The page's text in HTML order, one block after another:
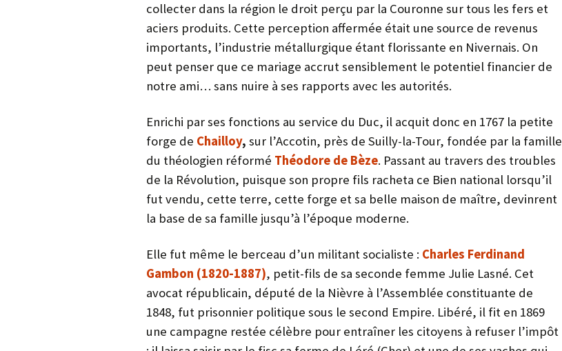
collecter dans la région le droit perçu par la Couronne sur tous les fers et
aciers produits. Cette perception affermée était une source de revenus
importants, l’industrie métallurgique étant florissante en Nivernais. On
peut penser que ce mariage accrut sensiblement le potentiel financier de
notre ami… sans nuire à ses rapports avec les autorités.
Enrichi par ses fonctions au service du Duc, il acquit donc en 1767 la petite
forge de Chailloy, sur l’Accotin, près de Suilly-la-Tour, fondée par la famille
du théologien réformé Théodore de Bèze. Passant au travers des troubles
de la Révolution, puisque son propre fils racheta ce Bien national lorsqu’il
fut vendu, cette terre, cette forge et sa belle maison de maître, devinrent
la base de sa famille jusqu’à l’époque moderne.
Elle fut même le berceau d’un militant socialiste : Charles Ferdinand
Gambon (1820-1887), petit-fils de sa seconde femme Julie Lasné. Cet
avocat républicain, député de la Nièvre à l’Assemblée constituante de
1848, fut prisonnier politique sous le second Empire. Libéré, il fit en 1869
une campagne restée célèbre pour entraîner les citoyens à refuser l’impôt